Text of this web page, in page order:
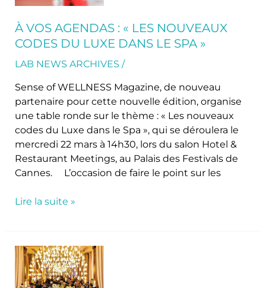
À VOS AGENDAS : « LES NOUVEAUX
CODES DU LUXE DANS LE SPA »
LAB NEWS ARCHIVES /
Sense of WELLNESS Magazine, de nouveau
partenaire pour cette nouvelle édition, organise
une table ronde sur le thème : « Les nouveaux
codes du Luxe dans le Spa », qui se déroulera le
mercredi 22 mars à 14h30, lors du salon Hotel &
Restaurant Meetings, au Palais des Festivals de
Cannes. L’occasion de faire le point sur les
«
Les
Nouveaux
Codes
du
dans
le
Spa
»
Lire la suite »
Hotel
&
Restaurants